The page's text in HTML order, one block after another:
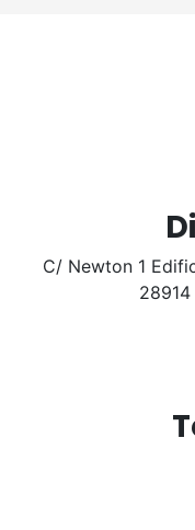
C/ Newton 1
28914